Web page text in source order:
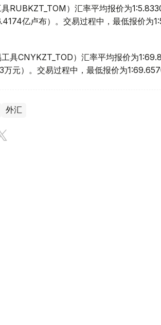
RUBKZT_TOM）汇率平均报价为
亿卢布）。交易过程中，最低报价为
具CNYKZT_TOD）汇率平均报价为
元）。交易过程中，最低报价为
外汇